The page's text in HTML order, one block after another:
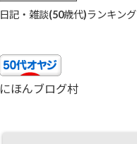
日記・雑談(50歳代)ランキング
にほんブログ村